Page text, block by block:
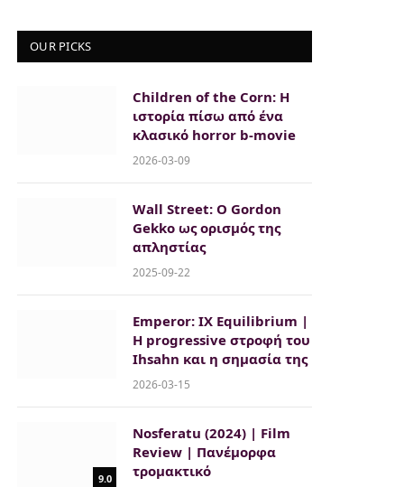
OUR PICKS
Children of the Corn: Η
ιστορία πίσω από ένα
κλασικό horror b-movie
2026-03-09
Wall Street: O Gordon
Gekko ως ορισμός της
απληστίας
2025-09-22
Emperor: IX Equilibrium |
Η progressive στροφή του
Ihsahn και η σημασία της
2026-03-15
9.0
Nosferatu (2024) | Film
Review | Πανέμορφα
τρομακτικό